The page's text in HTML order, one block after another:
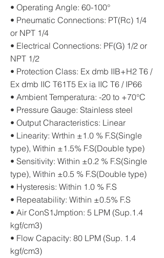
• Operating Angle: 60-100°
• Pneumatic Connections: PT(Rc) 1/4
or NPT 1/4
• Electrical Connections: PF(G) 1/2 or
NPT 1/2
• Protection Class: Ex dmb IIB+H2 T6 /
Ex dmb IIC T61T5 Ex ia IIC T6 / IP66
• Ambient Temperatura: -20 to +70°C
• Pressure Gauge: Stainless steel
• Output Characteristics: Linear
• Linearity: Wrthin ±1.0 % F.S(Single
type), Within ±1.5% F.S(Double type)
• Sensitivity: Within ±0.2 % F.S(Single
type), Within ±0.5 % F.S(Double type)
• Hysteresis: Within 1.0 % F.S
• Repeatability: Within ±0.5% F.S
• Air ConS1Jmption: 5 LPM (Sup.1.4
kgf/cm3)
• Flow Capacity: 80 LPM (Sup. 1.4
kgf/cm3)